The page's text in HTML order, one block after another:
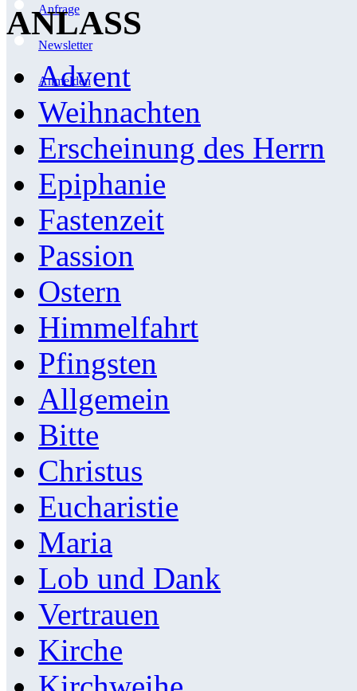
Anfrage
Newsletter
Anmelden
ANLASS
Advent
Weihnachten
Erscheinung des Herrn
Epiphanie
Fastenzeit
Passion
Ostern
Himmelfahrt
Pfingsten
Allgemein
Bitte
Christus
Eucharistie
Maria
Lob und Dank
Vertrauen
Kirche